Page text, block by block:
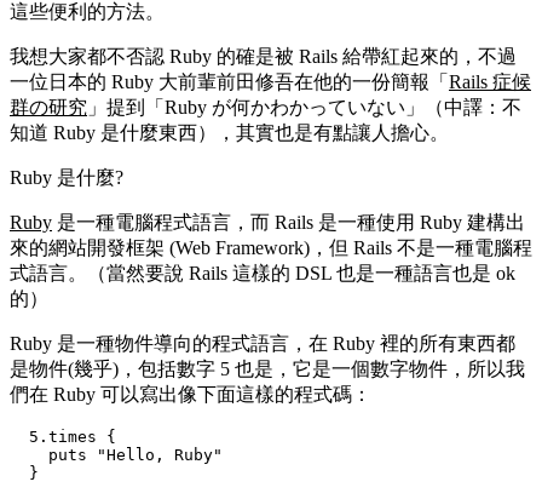
這些便利的方法。
我想大家都不否認 Ruby 的確是被 Rails 給帶紅起來的，不過
一位日本的 Ruby 大前輩前田修吾在他的一份簡報「 Rails 症候
群の研究 」提到「Ruby が何かわかっていない」（中譯：不
知道 Ruby 是什麼東西），其實也是有點讓人擔心。
Ruby 是什麼?
Ruby 是一種電腦程式語言，而 Rails 是一種使用 Ruby 建構出
來的網站開發框架 (Web Framework)，但 Rails 不是一種電腦程
式語言。（當然要說 Rails 這樣的 DSL 也是一種語言也是 ok
的）
Ruby 是一種物件導向的程式語言，在 Ruby 裡的所有東西都
是物件(幾乎)，包括數字 5 也是，它是一個數字物件，所以我
們在 Ruby 可以寫出像下面這樣的程式碼：
  5.times {
    puts "Hello, Ruby"